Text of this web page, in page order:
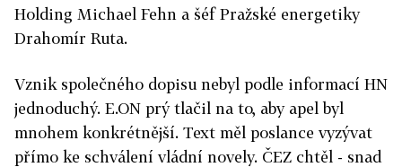
Holding Michael Fehn a šéf Pražské energetiky
Drahomír Ruta.
Vznik společného dopisu nebyl podle informací HN
jednoduchý. E.ON prý tlačil na to, aby apel byl
mnohem konkrétnější. Text měl poslance vyzývat
přímo ke schválení vládní novely. ČEZ chtěl - snad